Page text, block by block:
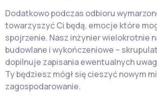
Dodatkowo podczas odbioru
towarzyszyć Ci będą, emocje które
spojrzenie. Nasz inżynier wielokrotnie
budowlane i wykończeniowe –
dopilnuje zapisania ewentualnych
Ty będziesz mógł się cieszyć nowym
zagospodarowanie.